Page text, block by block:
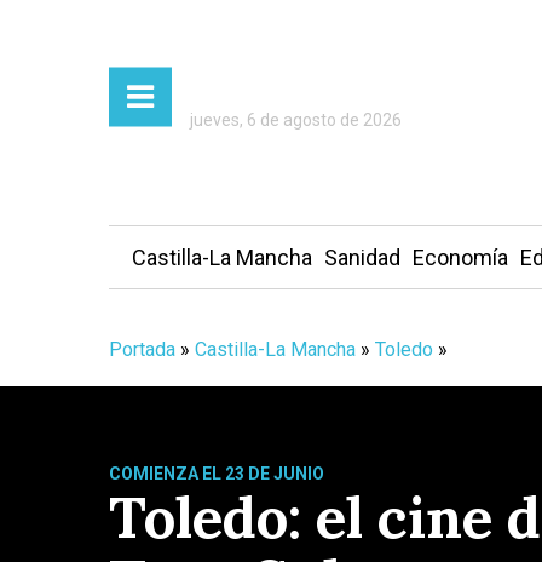
jueves, 6 de agosto de 2026
Castilla-La Mancha Sanidad Economía
Portada » Castilla-La Mancha » Toledo »
COMIENZA EL 23 DE JUNIO
Toledo: el cine